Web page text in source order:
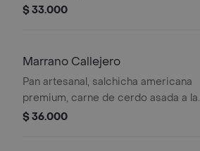
salsa tártara, piña en cubos,
$ 33.000
Marrano Callejero
Pan artesanal, salchicha americana
premium, carne de cerdo asada a la
llanera, queso doble crema, pepinillos
$ 36.000